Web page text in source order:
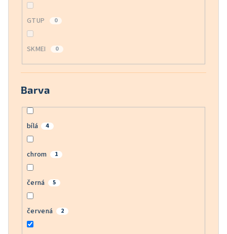
GTUP 0
SKMEI 0
Barva
bílá 4
chrom 1
černá 5
červená 2